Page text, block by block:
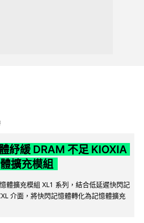
紓緩 DRAM 不足 KIOXIA
擴充模組
體擴充模組 XL1 系列，結合低延遲快閃記
介面，將快閃記憶體轉化為記憶體擴充